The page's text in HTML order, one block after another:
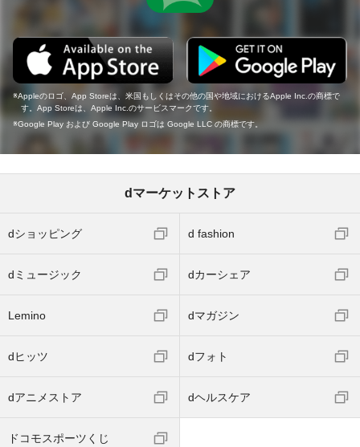
Appleのロゴ、App Storeは、米国もしくはその他の国や地域におけるApple Inc.の商標で
す。App Storeは、Apple Inc.のサービスマークです。
Google Play および Google Play ロゴは Google LLC の商標です。
dマーケットストア
dショッピング d fashion
dミュージック dカーシェア
Lemino dマガジン
dヒッツ dフォト
dアニメストア dヘルスケア
ドコモスポーツくじ